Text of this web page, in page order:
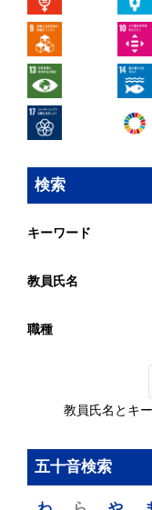
検索
キーワード
教員氏名
職種
教員氏名とキ
五十音検索
ま
や
ら
わ